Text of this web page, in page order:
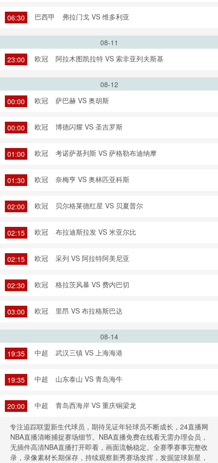
06:30 巴西甲 弗拉门戈 VS 维多利亚
08-11
23:00
欧冠 阿拉木图凯拉特 VS 索非亚列夫斯基
08-12
00:00
欧冠 萨巴赫 VS 奥胡斯
00:00 欧冠 博德闪耀 VS 圣吉罗斯
01:00 欧冠 考诺萨基列斯 VS 萨格勒布迪纳摩
01:30 欧冠 奈梅亨 VS 奥林匹亚科斯
02:00 欧冠 贝尔格莱德红星 VS 贝夏普尔
02:15 欧冠 布拉迪斯拉发 VS 米亚尔比
02:15 欧冠 采列 VS 阿拉特阿美尼亚
02:30 欧冠 格拉茨风暴 VS 费内巴切
03:00 欧冠 里昂 VS 布拉格斯巴达
08-14
19:35
中超 武汉三镇 VS 上海海港
19:35 中超 山东泰山 VS 青岛海牛
20:00 中超 青岛西海岸 VS 重庆铜梁龙
专注追踪联盟新生代球员，期待见证年轻球员不断成长，24直播网
NBA直播清晰捕捉赛场细节。NBA直播免费在线看无需办理会员，
无插件高清NBA直播打开即看，画面流畅稳定。全赛季赛事完整收
录，录像素材长期保存，持续观察新秀赛场发挥，发掘篮球新星，